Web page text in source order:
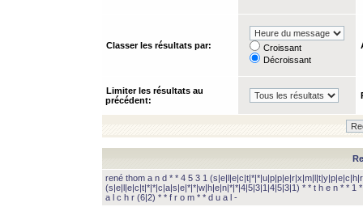
Classer les résultats par:
Croissant
Décroissant
Limiter les résultats au
précédent:
rené thom a n d * * 4 5 3 1
(s|e|l|e|c|t|*|*|c|a|s|e|*|*|w|h|e|n|*|*|4|5|3|1|4|5|3|1) * * t h e n * * 1
a l c h r (6|2) * * f r o m * * d u a l -